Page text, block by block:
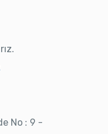
No : 9 -